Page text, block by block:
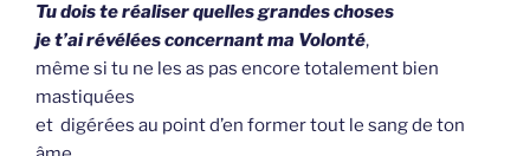
Tu dois te réaliser quelles grandes choses
je t’ai révélées concernant ma Volonté,
même si tu ne les as pas encore totalement bien
mastiquées
et digérées au point d’en former tout le sang de ton